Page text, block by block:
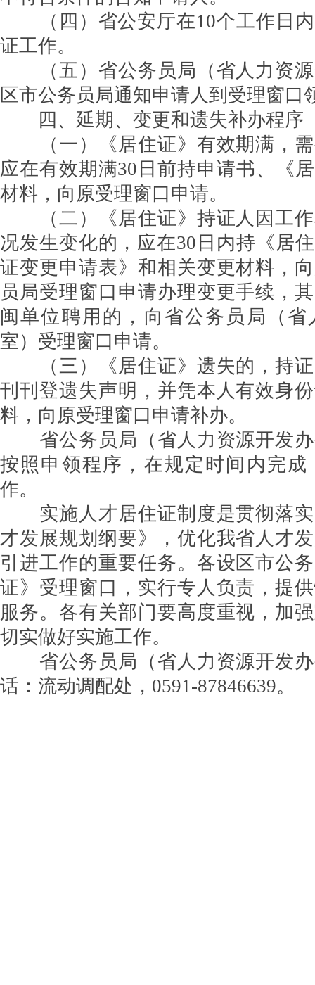
（四）省公安厅在10个工作日内
证工作。
（五）省公务员局（省人力资源
区市公务员局通知申请人到受理窗口
四、延期、变更和遗失补办程序
（一）《居住证》有效期满，需
应在有效期满30日前持申请书、《
材料，向原受理窗口申请。
（二）《居住证》持证人因工作
况发生变化的，应在30日内持《居
证变更申请表》和相关变更材料，
员局受理窗口申请办理变更手续，
闽单位聘用的，向省公务员局（
室）受理窗口申请。
（三）《居住证》遗失的，持证
刊刊登遗失声明，并凭本人有效身
料，向原受理窗口申请补办。
省公务员局（省人力资源开发办
按照申领程序，在规定时间内完成
作。
实施人才居住证制度是贯彻落实
才发展规划纲要》，优化我省人才
引进工作的重要任务。各设区市公
证》受理窗口，实行专人负责，提
服务。各有关部门要高度重视，加
切实做好实施工作。
省公务员局（省人力资源开发办
话：流动调配处，0591-87846639。